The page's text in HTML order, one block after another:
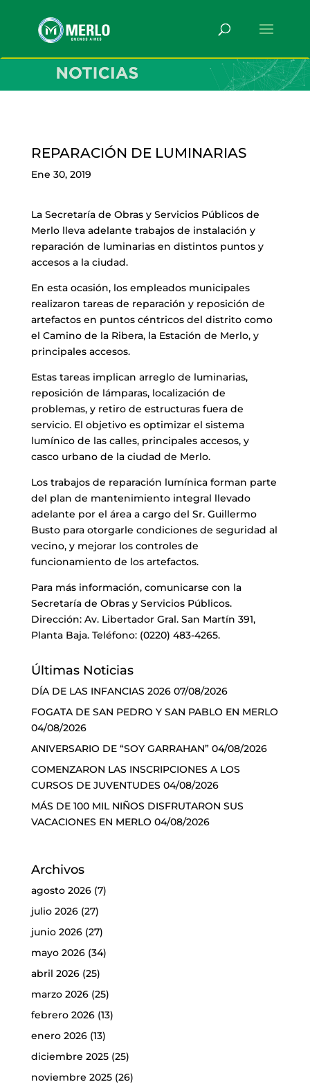
REPARACIÓN DE LUMINARIAS
Ene 30, 2019
La Secretaría de Obras y Servicios Públicos de
Merlo lleva adelante trabajos de instalación y
reparación de luminarias en distintos puntos y
accesos a la ciudad.
En esta ocasión, los empleados municipales
realizaron tareas de reparación y reposición de
artefactos en puntos céntricos del distrito como
el Camino de la Ribera, la Estación de Merlo, y
principales accesos.
Estas tareas implican arreglo de luminarias,
reposición de lámparas, localización de
problemas, y retiro de estructuras fuera de
servicio. El objetivo es optimizar el sistema
lumínico de las calles, principales accesos, y
casco urbano de la ciudad de Merlo.
Los trabajos de reparación lumínica forman parte
del plan de mantenimiento integral llevado
adelante por el área a cargo del Sr. Guillermo
Busto para otorgarle condiciones de seguridad al
vecino, y mejorar los controles de
funcionamiento de los artefactos.
Para más información, comunicarse con la
Secretaría de Obras y Servicios Públicos.
Dirección: Av. Libertador Gral. San Martín 391,
Planta Baja. Teléfono: (0220) 483-4265.
Últimas Noticias
DÍA DE LAS INFANCIAS 2026 07/08/2026
FOGATA DE SAN PEDRO Y SAN PABLO EN MERLO
04/08/2026
ANIVERSARIO DE “SOY GARRAHAN” 04/08/2026
COMENZARON LAS INSCRIPCIONES A LOS
CURSOS DE JUVENTUDES 04/08/2026
MÁS DE 100 MIL NIÑOS DISFRUTARON SUS
VACACIONES EN MERLO 04/08/2026
Archivos
agosto 2026(7)
julio 2026(27)
junio 2026(27)
mayo 2026(34)
abril 2026(25)
marzo 2026(25)
febrero 2026(13)
enero 2026(13)
diciembre 2025(25)
noviembre 2025(26)